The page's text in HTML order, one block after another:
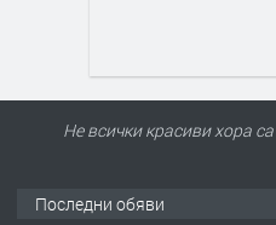
Не всички красиви хора
Последни обяви